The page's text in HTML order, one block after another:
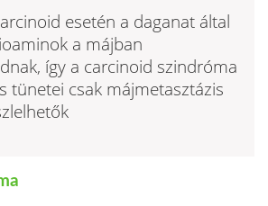
esetén a daganat által
a májban
így a carcinoid szindróma
tünetei csak májmetasztázis